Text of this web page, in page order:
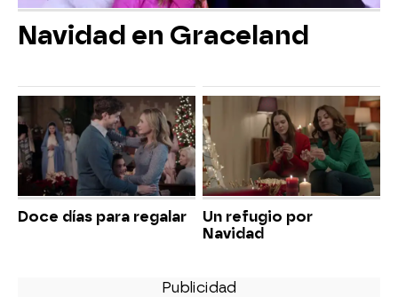
Navidad en Graceland
Doce días para regalar
Un refugio por
Navidad